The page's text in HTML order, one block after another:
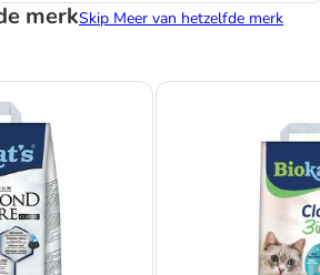
merkSkip Meer van hetzelfde merk